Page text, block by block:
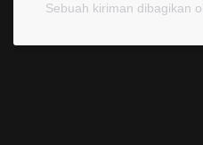
Sebuah kiriman dibagikan